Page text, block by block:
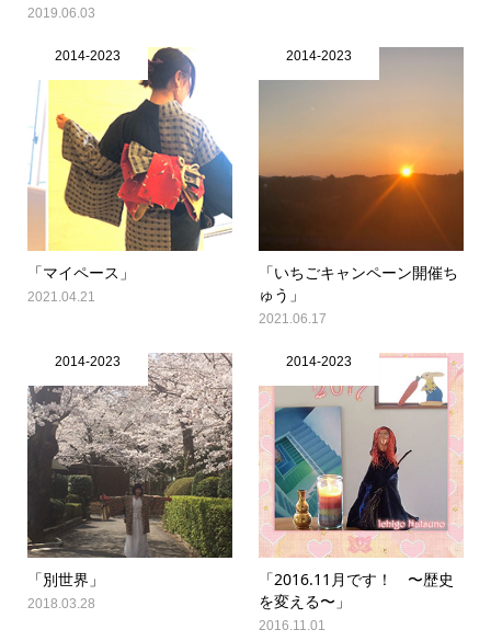
2019.06.03
2014-2023
「マイペース」
2021.04.21
2014-2023
「いちごキャンペーン開催ち
ゅう」
2021.06.17
2014-2023
「別世界」
2018.03.28
2014-2023
「2016.11月です！ 〜歴史
を変える〜」
2016.11.01